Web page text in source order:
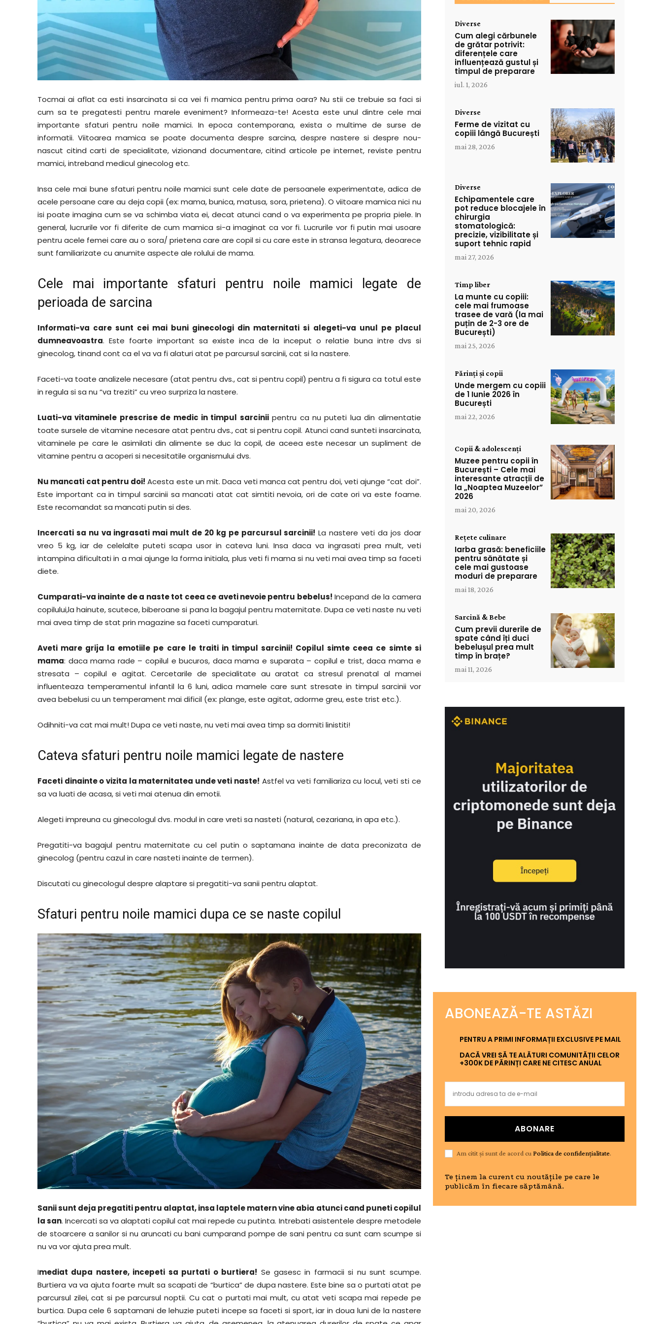
Tocmai ai aflat ca esti insarcinata si ca vei fi mamica pentru prima oara? Nu stii ce trebuie sa faci si
cum sa te pregatesti pentru marele eveniment? Informeaza-te! Acesta este unul dintre cele mai
importante sfaturi pentru noile mamici. In epoca contemporana, exista o multime de surse de
informatii. Viitoarea mamica se poate documenta despre sarcina, despre nastere si despre nou-
nascut citind carti de specialitate, vizionand documentare, citind articole pe internet, reviste pentru
mamici, intreband medicul ginecolog etc.
Insa cele mai bune sfaturi pentru noile mamici sunt cele date de persoanele experimentate, adica de
acele persoane care au deja copii (ex: mama, bunica, matusa, sora, prietena). O viitoare mamica nici nu
isi poate imagina cum se va schimba viata ei, decat atunci cand o va experimenta pe propria piele. In
general, lucrurile vor fi diferite de cum mamica si-a imaginat ca vor fi. Lucrurile vor fi putin mai usoare
pentru acele femei care au o sora/ prietena care are copil si cu care este in stransa legatura, deoarece
sunt familiarizate cu anumite aspecte ale rolului de mama.
Cele mai importante sfaturi pentru noile mamici legate de
perioada de sarcina
Informati-va care sunt cei mai buni ginecologi din maternitati si alegeti-va unul pe placul
dumneavoastra. Este foarte important sa existe inca de la inceput o relatie buna intre dvs si
ginecolog, tinand cont ca el va va fi alaturi atat pe parcursul sarcinii, cat si la nastere.
Faceti-va toate analizele necesare (atat pentru dvs., cat si pentru copil) pentru a fi sigura ca totul este
in regula si sa nu “va treziti” cu vreo surpriza la nastere.
Luati-va vitaminele prescrise de medic in timpul sarciniipentru ca nu puteti lua din alimentatie
toate sursele de vitamine necesare atat pentru dvs., cat si pentru copil. Atunci cand sunteti insarcinata,
vitaminele pe care le asimilati din alimente se duc la copil, de aceea este necesar un supliment de
vitamine pentru a acoperi si necesitatile organismului dvs.
Nu mancati cat pentru doi! Acesta este un mit. Daca veti manca cat pentru doi, veti ajunge “cat doi”.
Este important ca in timpul sarcinii sa mancati atat cat simtiti nevoia, ori de cate ori va este foame.
Este recomandat sa mancati putin si des.
Incercati sa nu va ingrasati mai mult de 20 kg pe parcursul sarcinii! La nastere veti da jos doar
vreo 5 kg, iar de celelalte puteti scapa usor in cateva luni. Insa daca va ingrasati prea mult, veti
intampina dificultati in a mai ajunge la forma initiala, plus veti fi mama si nu veti mai avea timp sa faceti
diete.
Cumparati-va inainte de a naste tot ceea ce aveti nevoie pentru bebelus! Incepand de la camera
copilului,la hainute, scutece, biberoane si pana la bagajul pentru maternitate. Dupa ce veti naste nu veti
mai avea timp de stat prin magazine sa faceti cumparaturi.
Aveti mare grija la emotiile pe care le traiti in timpul sarcinii! Copilul simte ceea ce simte si
mama: daca mama rade – copilul e bucuros, daca mama e suparata – copilul e trist, daca mama e
stresata – copilul e agitat. Cercetarile de specialitate au aratat ca stresul prenatal al mamei
influenteaza temperamentul infantil la 6 luni, adica mamele care sunt stresate in timpul sarcinii vor
avea bebelusi cu un temperament mai dificil (ex: plange, este agitat, adorme greu, este trist etc.).
Odihniti-va cat mai mult! Dupa ce veti naste, nu veti mai avea timp sa dormiti linistiti!
Cateva sfaturi pentru noile mamici legate de nastere
Faceti dinainte o vizita la maternitatea unde veti naste! Astfel va veti familiariza cu locul, veti sti ce
sa va luati de acasa, si veti mai atenua din emotii.
Alegeti impreuna cu ginecologul dvs. modul in care vreti sa nasteti (natural, cezariana, in apa etc.).
Pregatiti-va bagajul pentru maternitate cu cel putin o saptamana inainte de data preconizata de
ginecolog (pentru cazul in care nasteti inainte de termen).
Discutati cu ginecologul despre alaptare si pregatiti-va sanii pentru alaptat.
Sfaturi pentru noile mamici dupa ce se naste copilul
Sanii sunt deja pregatiti pentru alaptat, insa laptele matern vine abia atunci cand puneti copilul
la san. Incercati sa va alaptati copilul cat mai repede cu putinta. Intrebati asistentele despre metodele
de stoarcere a sanilor si nu aruncati cu bani cumparand pompe de sani pentru ca sunt cam scumpe si
nu va vor ajuta prea mult.
Imediat dupa nastere, incepeti sa purtati o burtiera! Se gasesc in farmacii si nu sunt scumpe.
Burtiera va va ajuta foarte mult sa scapati de “burtica” de dupa nastere. Este bine sa o purtati atat pe
parcursul zilei, cat si pe parcursul noptii. Cu cat o purtati mai mult, cu atat veti scapa mai repede pe
burtica. Dupa cele 6 saptamani de lehuzie puteti incepe sa faceti si sport, iar in doua luni de la nastere
Diverse
Cum alegi cărbunele
de grătar potrivit:
diferențele care
influențează gustul și
timpul de preparare
iul. 1, 2026
Diverse
Ferme de vizitat cu
copiii lângă București
mai 28, 2026
Diverse
Echipamentele care
pot reduce blocajele în
chirurgia
stomatologică:
precizie, vizibilitate și
suport tehnic rapid
mai 27, 2026
Timp liber
La munte cu copiii:
cele mai frumoase
trasee de vară (la mai
puțin de 2-3 ore de
București)
mai 25, 2026
Părinți și copii
Unde mergem cu copiii
de 1 Iunie 2026 în
București
mai 22, 2026
Copii & adolescenți
Muzee pentru copii în
București – Cele mai
interesante atracții de
la „Noaptea Muzeelor”
2026
mai 20, 2026
Rețete culinare
Iarba grasă: beneficiile
pentru sănătate și
cele mai gustoase
moduri de preparare
mai 18, 2026
Sarcină & Bebe
Cum previi durerile de
spate când îți duci
bebelușul prea mult
timp în brațe?
mai 11, 2026
ABONEAZĂ-TE ASTĂZI
PENTRU A PRIMI INFORMAȚII EXCLUSIVE PE MAIL
DACĂ VREI SĂ TE ALĂTURI COMUNITĂȚII CELOR
+300K DE PĂRINȚI CARE NE CITESC ANUAL
ABONARE
Am citit și sunt de acord cuPolitica de confidențialitate.
Te ținem la curent cu noutățile pe care le
publicăm în fiecare săptămână.